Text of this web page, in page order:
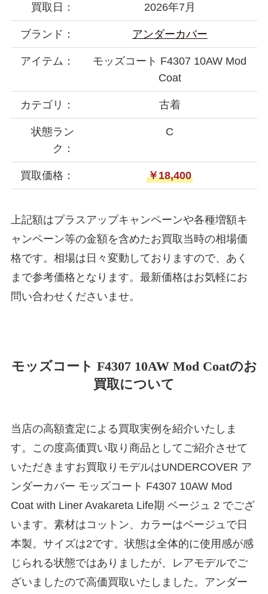
買取日： 2026年7月
ブランド： アンダーカバー
アイテム：
モッズコート F4307 10AW Mod
Coat
カテゴリ： 古着
状態ラン
ク：
C
買取価格： ￥18,400
上記額はプラスアップキャンペーンや各種増額キ
ャンペーン等の金額を含めたお買取当時の相場価
格です。相場は日々変動しておりますので、あく
まで参考価格となります。最新価格はお気軽にお
問い合わせくださいませ。
モッズコート F4307 10AW Mod Coatのお
買取について
当店の高額査定による買取実例を紹介いたしま
す。この度高価買い取り商品としてご紹介させて
いただきますお買取りモデルはUNDERCOVER ア
ンダーカバー モッズコート F4307 10AW Mod
Coat with Liner Avakareta Life期 ベージュ 2 でござ
います。素材はコットン、カラーはベージュで日
本製。サイズは2です。状態は全体的に使用感が感
じられる状態ではありましたが、レアモデルでご
ざいましたので高価買取いたしました。アンダー